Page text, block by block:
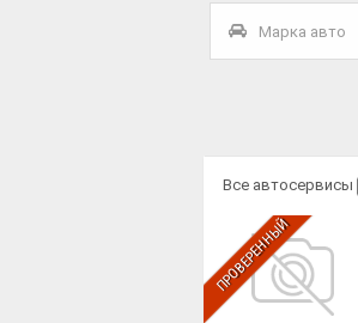
Марка авто
Все автосервисы
ПРОВЕРЕННЫЙ